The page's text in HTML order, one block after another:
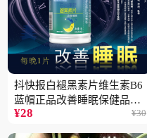
抖快报白褪黑素片维生素B6
蓝帽正品改善睡眠保健品现
货批发代发2瓶
¥28 ¥30